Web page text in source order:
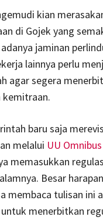
kian
di Gojek yang
jaminan
lainnya perlu
agar segera
baru saja
melalui UU
memasukkan
Besar
membaca tulisan ini
menerbitkan